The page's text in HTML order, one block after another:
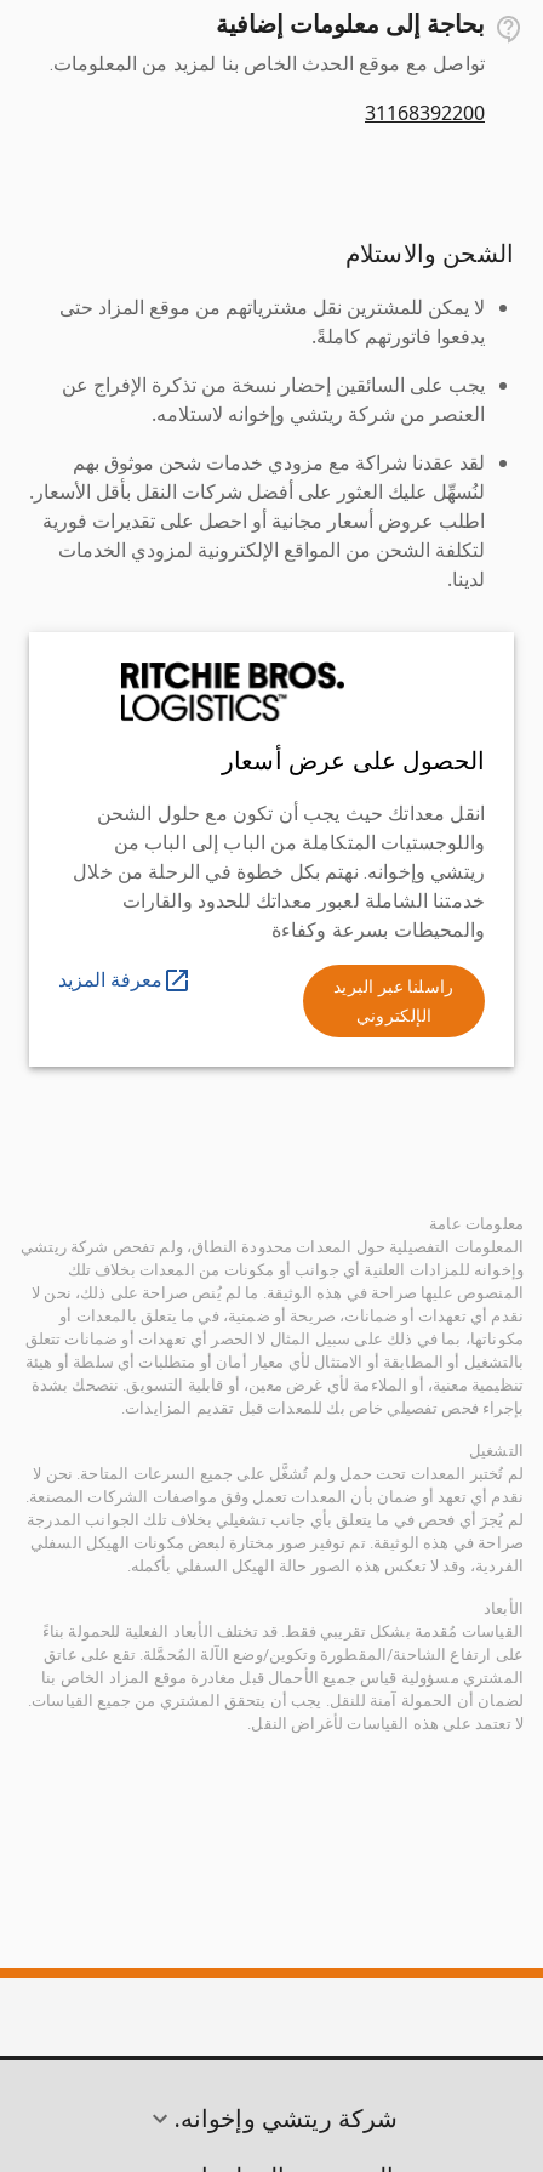
بحاجة إلى معلومات إضافية
تواصل مع موقع الحدث الخاص بنا لمزيد من المعلومات.
31168392200
الشحن والاستلام
لا يمكن للمشترين نقل مشترياتهم من موقع المزاد حتى
يدفعوا فاتورتهم كاملةً.
يجب على السائقين إحضار نسخة من تذكرة الإفراج عن
العنصر من شركة ريتشي وإخوانه لاستلامه.
لقد عقدنا شراكة مع مزودي خدمات شحن موثوق بهم
لنُسهِّل عليك العثور على أفضل شركات النقل بأقل الأسعار.
اطلب عروض أسعار مجانية أو احصل على تقديرات فورية
لتكلفة الشحن من المواقع الإلكترونية لمزودي الخدمات
لدينا.
الحصول على عرض أسعار
انقل معداتك حيث يجب أن تكون مع حلول الشحن
واللوجستيات المتكاملة من الباب إلى الباب من
ريتشي وإخوانه. نهتم بكل خطوة في الرحلة من خلال
خدمتنا الشاملة لعبور معداتك للحدود والقارات
والمحيطات بسرعة وكفاءة
راسلنا عبر البريد
الإلكتروني
معرفة المزيد
معلومات عامة
المعلومات التفصيلية حول المعدات محدودة النطاق، ولم تفحص شركة ريتشي
وإخوانه للمزادات العلنية أي جوانب أو مكونات من المعدات بخلاف تلك
المنصوص عليها صراحة في هذه الوثيقة. ما لم يُنص صراحة على ذلك، نحن لا
نقدم أي تعهدات أو ضمانات، صريحة أو ضمنية، في ما يتعلق بالمعدات أو
مكوناتها، بما في ذلك على سبيل المثال لا الحصر أي تعهدات أو ضمانات تتعلق
بالتشغيل أو المطابقة أو الامتثال لأي معيار أمان أو متطلبات أي سلطة أو هيئة
تنظيمية معنية، أو الملاءمة لأي غرض معين، أو قابلية التسويق. ننصحك بشدة
بإجراء فحص تفصيلي خاص بك للمعدات قبل تقديم المزايدات.
التشغيل
لم تُختبر المعدات تحت حمل ولم تُشغَّل على جميع السرعات المتاحة. نحن لا
نقدم أي تعهد أو ضمان بأن المعدات تعمل وفق مواصفات الشركات المصنعة.
لم يُجرَ أي فحص في ما يتعلق بأي جانب تشغيلي بخلاف تلك الجوانب المدرجة
صراحة في هذه الوثيقة. تم توفير صور مختارة لبعض مكونات الهيكل السفلي
الفردية، وقد لا تعكس هذه الصور حالة الهيكل السفلي بأكمله.
الأبعاد
القياسات مُقدمة بشكل تقريبي فقط. قد تختلف الأبعاد الفعلية للحمولة بناءً
على ارتفاع الشاحنة/المقطورة وتكوين/وضع الآلة المُحمَّلة. تقع على عاتق
المشتري مسؤولية قياس جميع الأحمال قبل مغادرة موقع المزاد الخاص بنا
لضمان أن الحمولة آمنة للنقل. يجب أن يتحقق المشتري من جميع القياسات.
لا تعتمد على هذه القياسات لأغراض النقل.
شركة ريتشي وإخوانه.